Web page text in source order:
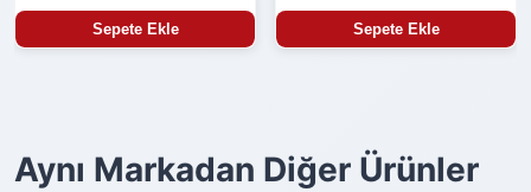
Sepete Ekle Sepete Ekle
Aynı Markadan Diğer Ürünler